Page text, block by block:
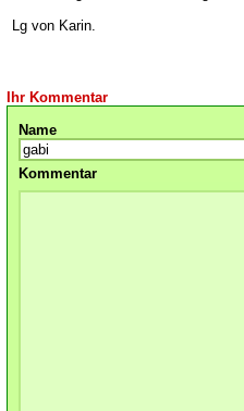
Lg von Karin.
Ihr Kommentar
Name
Kommentar